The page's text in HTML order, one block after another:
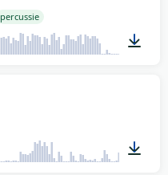
percussie